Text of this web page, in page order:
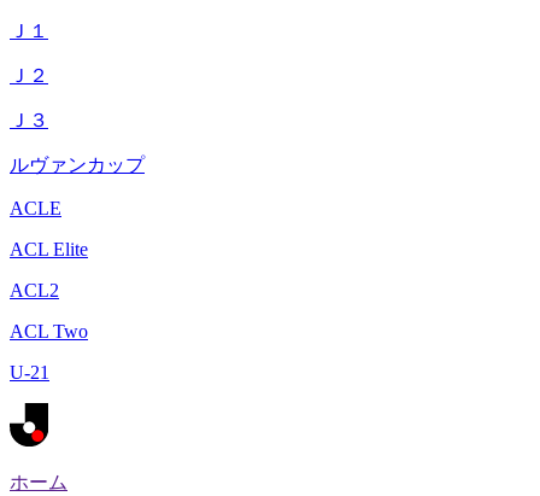
Ｊ１
Ｊ２
Ｊ３
ルヴァンカップ
ACLE
ACL Elite
ACL2
ACL Two
U-21
ホーム